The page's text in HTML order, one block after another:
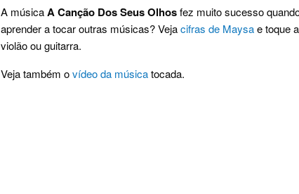
A músicaA Canção Dos Seus Olhosfez muito sucesso
aprender a tocar outras músicas? Vejacifras de Maysae toque
violão ou guitarra.
Veja também ovídeo da músicatocada.